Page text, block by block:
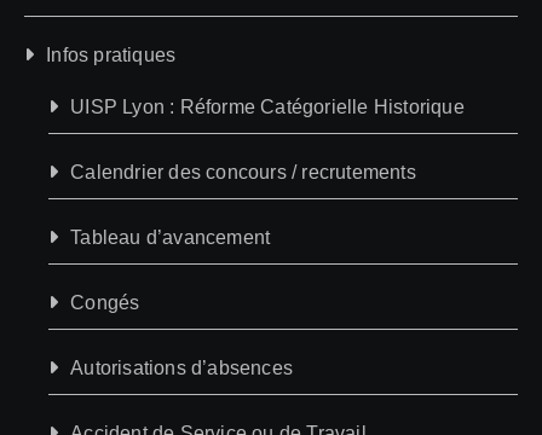
Infos pratiques
UISP Lyon : Réforme Catégorielle Historique
Calendrier des concours / recrutements
Tableau d’avancement
Congés
Autorisations d’absences